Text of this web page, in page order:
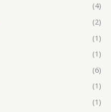
(4)
(2)
(1)
(1)
(6)
(1)
(1)